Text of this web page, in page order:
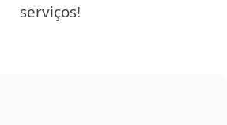
serviços!